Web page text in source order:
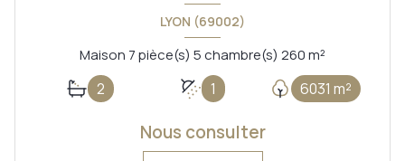
LYON (69002)
Maison 7 pièce(s) 5 chambre(s) 260 m²
2 1 6031 m²
Nous consulter